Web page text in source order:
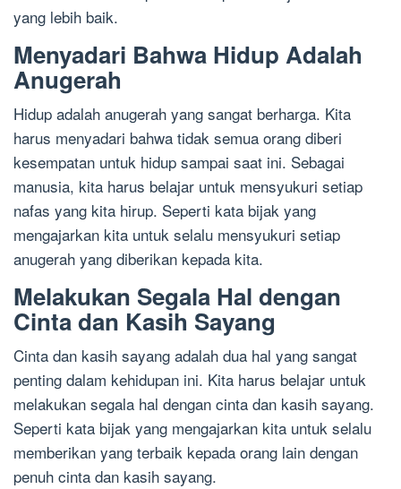
yang lebih baik.
Menyadari Bahwa Hidup Adalah
Anugerah
Hidup adalah anugerah yang sangat berharga. Kita
harus menyadari bahwa tidak semua orang diberi
kesempatan untuk hidup sampai saat ini. Sebagai
manusia, kita harus belajar untuk mensyukuri setiap
nafas yang kita hirup. Seperti kata bijak yang
mengajarkan kita untuk selalu mensyukuri setiap
anugerah yang diberikan kepada kita.
Melakukan Segala Hal dengan
Cinta dan Kasih Sayang
Cinta dan kasih sayang adalah dua hal yang sangat
penting dalam kehidupan ini. Kita harus belajar untuk
melakukan segala hal dengan cinta dan kasih sayang.
Seperti kata bijak yang mengajarkan kita untuk selalu
memberikan yang terbaik kepada orang lain dengan
penuh cinta dan kasih sayang.